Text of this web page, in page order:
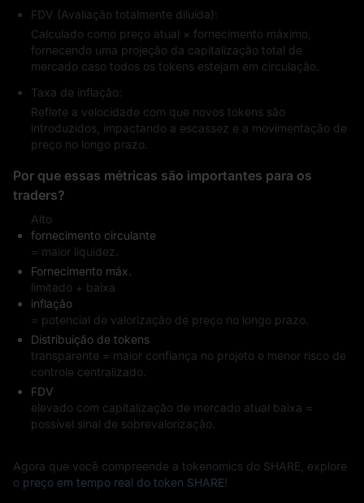
FDV (Avaliação totalmente diluída):
Calculado como preço atual × fornecimento máximo,
fornecendo uma projeção da capitalização total de
mercado caso todos os tokens estejam em circulação.
Taxa de inflação:
Reflete a velocidade com que novos tokens são
introduzidos, impactando a escassez e a movimentação de
preço no longo prazo.
Por que essas métricas são importantes para os
traders?
Alto
fornecimento circulante
= maior liquidez.
Fornecimento máx.
limitado + baixa
inflação
= potencial de valorização de preço no longo prazo.
Distribuição de tokens
transparente = maior confiança no projeto e menor risco de
controle centralizado.
FDV
elevado com capitalização de mercado atual baixa =
possível sinal de sobrevalorização.
Agora que você compreende a tokenomics do SHARE, explore
o preço em tempo real do token SHARE!